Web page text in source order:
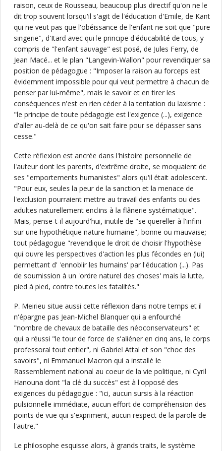
raison, ceux de Rousseau, beaucoup plus directif qu'on ne le
dit trop souvent lorsqu'il s'agit de l'éducation d'Emile, de Kant
qui ne veut pas que l'obéissance de l'enfant ne soit que "pure
singerie", d'Itard avec qui le principe d'éducabilité de tous, y
compris de "l'enfant sauvage" est posé, de Jules Ferry, de
Jean Macé... et le plan "Langevin-Wallon" pour revendiquer sa
position de pédagogue : "Imposer la raison au forceps est
évidemment impossible pour qui veut permettre à chacun de
penser par lui-même", mais le savoir et en tirer les
conséquences n'est en rien céder à la tentation du laxisme :
"le principe de toute pédagogie est l'exigence (...), exigence
d'aller au-delà de ce qu'on sait faire pour se dépasser sans
cesse."
Cette réflexion est ancrée dans l'histoire personnelle de
l'auteur dont les parents, d'extrême droite, se moquaient de
ses "emportements humanistes" alors qu'il était adolescent.
"Pour eux, seules la peur de la sanction et la menace de
l'exclusion pourraient mettre au travail des enfants ou des
adultes naturellement enclins à la flânerie systématique".
Mais, pense-t-il aujourd'hui, inutile de "se quereller à l'infini
sur une hypothétique nature humaine", bonne ou mauvaise;
tout pédagogue "revendique le droit de choisir l'hypothèse
qui ouvre les perspectives d'action les plus fécondes en (lui)
permettant d' 'ennoblir les humains' par l'éducation (...). Pas
de soumission à un 'ordre naturel des choses' mais la lutte,
pied à pied, contre toutes les fatalités."
P. Meirieu situe aussi cette réflexion dans notre temps et il
n'épargne pas Jean-Michel Blanquer qui a enfourché
"nombre de chevaux de bataille des néoconservateurs" et
qui a réussi "le tour de force de s'aliéner en cinq ans, le corps
professoral tout entier", ni Gabriel Attal et son "choc des
savoirs", ni Emmanuel Macron qui a installé le
Rassemblement national au coeur de la vie politique, ni Cyril
Hanouna dont "la clé du succès" est à l'opposé des
exigences du pédagogue : "ici, aucun sursis à la réaction
pulsionnelle immédiate, aucun effort de compréhension des
points de vue qui s'expriment, aucun respect de la parole de
l'autre."
Le philosophe esquisse alors, à grands traits, le système